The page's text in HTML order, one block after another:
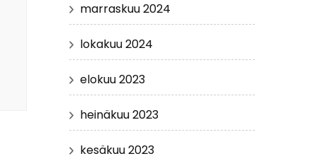
marraskuu 2024
lokakuu 2024
elokuu 2023
heinäkuu 2023
kesäkuu 2023